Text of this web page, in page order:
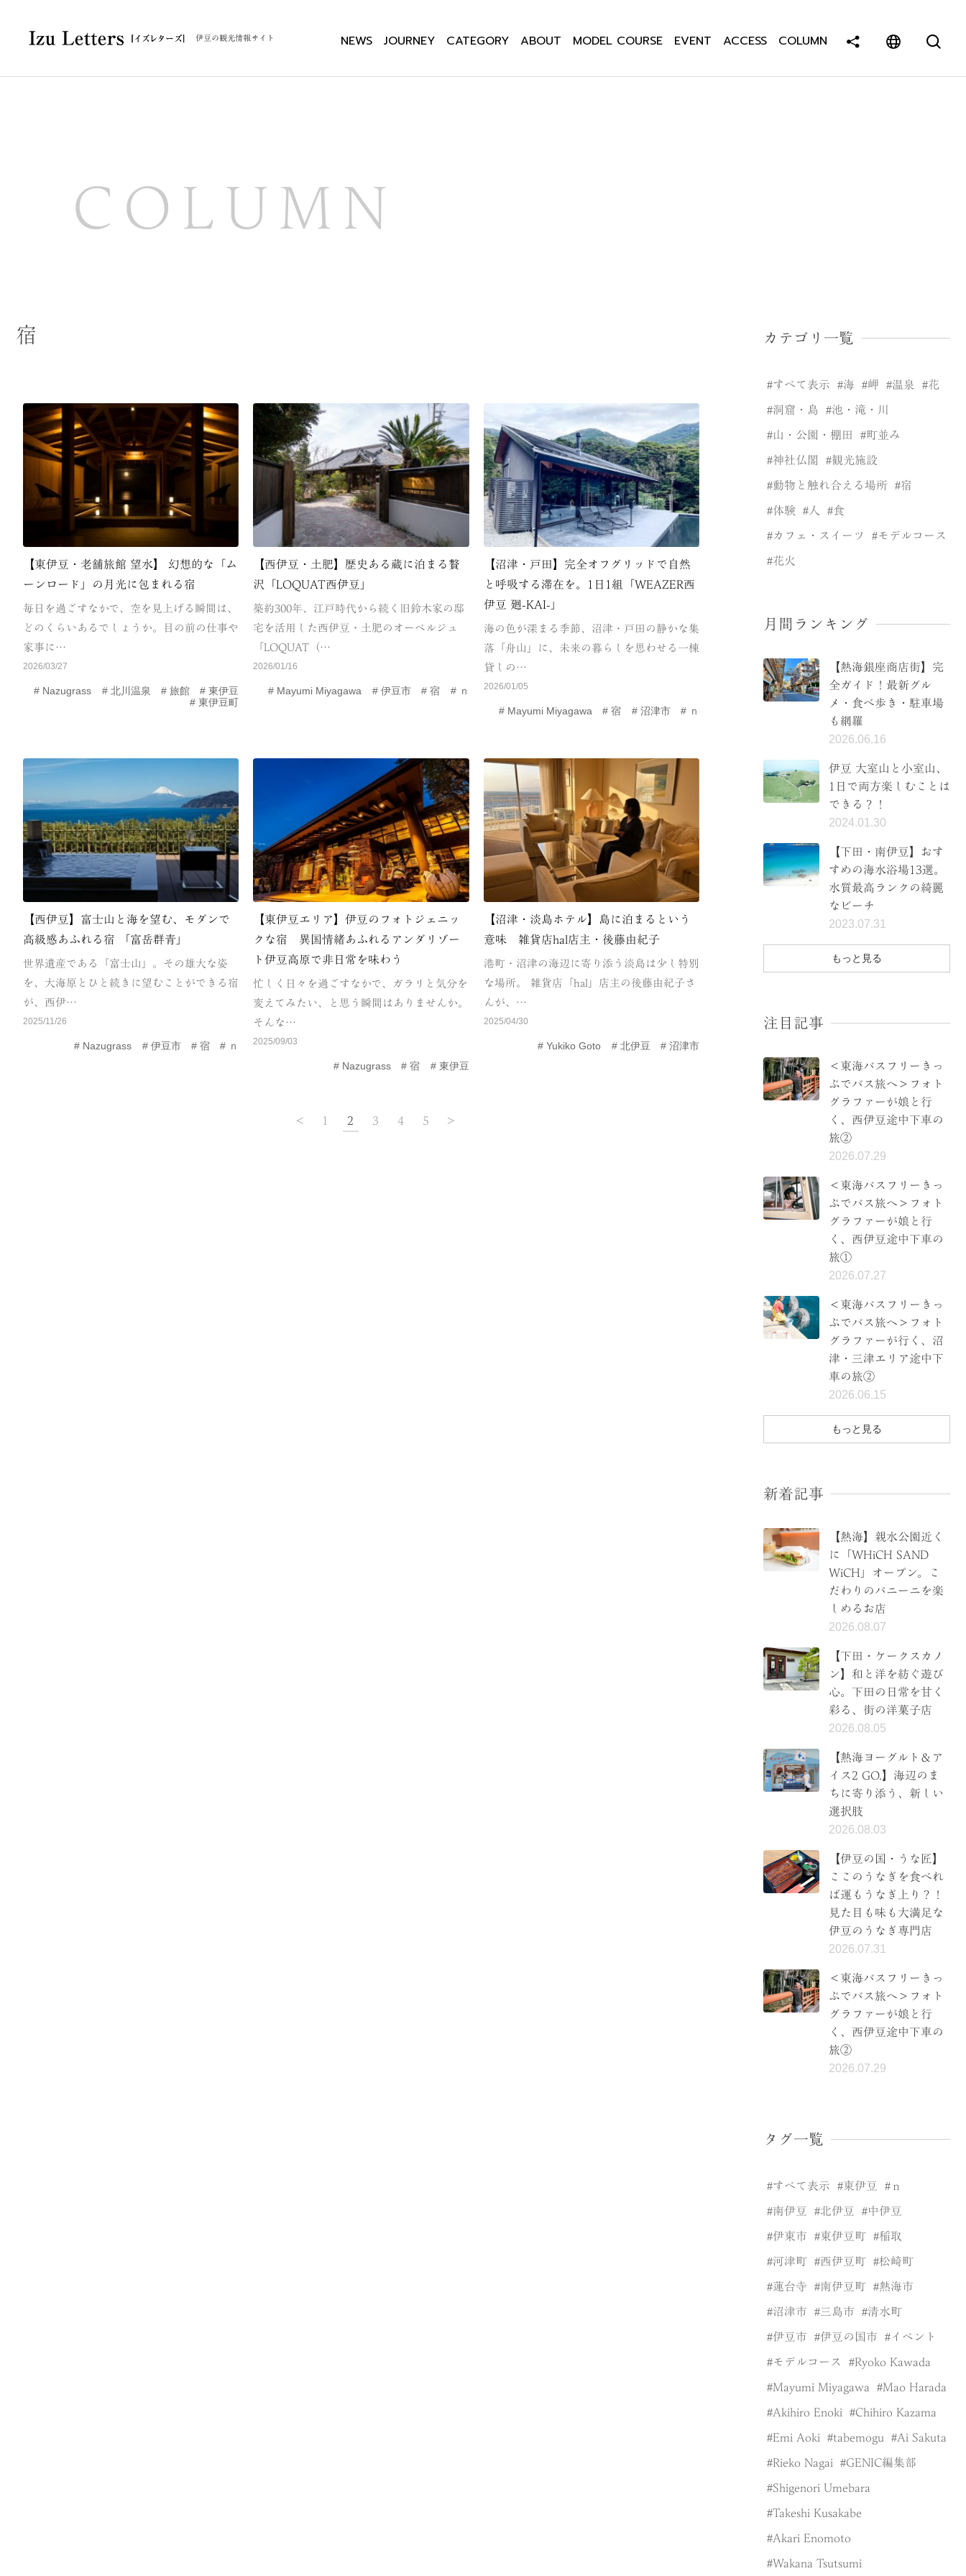
伊豆の観光情報サイト NEWS JOURNEY CATEGORY ABOUT MODEL COURSE EVENT ACCESS COLUMN
COLUMN
宿
【東伊豆・老舗旅館 望水】 幻想的な「ム
ーンロード」の月光に包まれる宿
毎日を過ごすなかで、空を見上げる瞬間は、
どのくらいあるでしょうか。目の前の仕事や
家事に…
2026/03/27
Nazugrass 北川温泉 旅館
東伊豆
東伊豆町
【西伊豆・土肥】歴史ある蔵に泊まる贅
沢「LOQUAT西伊豆」
築約300年、江戸時代から続く旧鈴木家の邸
宅を活用した西伊豆・土肥のオーベルジュ
「LOQUAT（…
2026/01/16
Mayumi Miyagawa 伊豆市 宿 ｎ
【沼津・戸田】完全オフグリッドで自然
と呼吸する滞在を。1日1組「WEAZER西
伊豆 廻-KAI-」
海の色が深まる季節、沼津・戸田の静かな集
落「舟山」に、未来の暮らしを思わせる一棟
貸しの…
2026/01/05
Mayumi Miyagawa 宿 沼津市 ｎ
【西伊豆】富士山と海を望む、モダンで
高級感あふれる宿 「富岳群青」
世界遺産である「富士山」。その雄大な姿
を、大海原とひと続きに望むことができる宿
が、西伊…
2025/11/26
Nazugrass 伊豆市 宿 ｎ
【東伊豆エリア】伊豆のフォトジェニッ
クな宿 異国情緒あふれるアンダリゾー
ト伊豆高原で非日常を味わう
忙しく日々を過ごすなかで、ガラリと気分を
変えてみたい、と思う瞬間はありませんか。
そんな…
2025/09/03
Nazugrass 宿 東伊豆
【沼津・淡島ホテル】島に泊まるという
意味 雑貨店hal店主・後藤由紀子
港町・沼津の海辺に寄り添う淡島は少し特別
な場所。 雑貨店「hal」店主の後藤由紀子さ
んが、…
2025/04/30
Yukiko Goto 北伊豆 沼津市
< 1 2 3 4 5 >
カテゴリ一覧
すべて表示 海 岬 温泉 花
洞窟・島 池・滝・川
山・公園・棚田 町並み
神社仏閣 観光施設
動物と触れ合える場所 宿
体験 人 食
カフェ・スイーツ モデルコース
花火
月間ランキング
【熱海銀座商店街】完
全ガイド！最新グル
メ・食べ歩き・駐車場
も網羅
2026.06.16
伊豆 大室山と小室山、
1日で両方楽しむことは
できる？！
2024.01.30
【下田・南伊豆】おす
すめの海水浴場13選。
水質最高ランクの綺麗
なビーチ
2023.07.31
もっと見る
注目記事
＜東海バスフリーきっ
ぷでバス旅へ＞フォト
グラファーが娘と行
く、西伊豆途中下車の
旅②
2026.07.29
＜東海バスフリーきっ
ぷでバス旅へ＞フォト
グラファーが娘と行
く、西伊豆途中下車の
旅①
2026.07.27
＜東海バスフリーきっ
ぷでバス旅へ＞フォト
グラファーが行く、沼
津・三津エリア途中下
車の旅②
2026.06.15
もっと見る
新着記事
【熱海】親水公園近く
に「WHiCH SAND
WiCH」オープン。こ
だわりのパニーニを楽
しめるお店
2026.08.07
【下田・ケークスカノ
ン】和と洋を紡ぐ遊び
心。下田の日常を甘く
彩る、街の洋菓子店
2026.08.05
【熱海ヨーグルト＆ア
イス2 GO.】海辺のま
ちに寄り添う、新しい
選択肢
2026.08.03
【伊豆の国・うな匠】
ここのうなぎを食べれ
ば運もうなぎ上り？！
見た目も味も大満足な
伊豆のうなぎ専門店
2026.07.31
＜東海バスフリーきっ
ぷでバス旅へ＞フォト
グラファーが娘と行
く、西伊豆途中下車の
旅②
2026.07.29
タグ一覧
すべて表示 東伊豆 ｎ
南伊豆 北伊豆 中伊豆
伊東市 東伊豆町 稲取
河津町 西伊豆町 松崎町
蓮台寺 南伊豆町 熱海市
沼津市 三島市 清水町
伊豆市 伊豆の国市 イベント
モデルコース Ryoko Kawada
Mayumi Miyagawa Mao Harada
Akihiro Enoki Chihiro Kazama
Emi Aoki tabemogu Ai Sakuta
Rieko Nagai GENIC編集部
Shigenori Umebara
Takeshi Kusakabe
Akari Enomoto
Wakana Tsutsumi